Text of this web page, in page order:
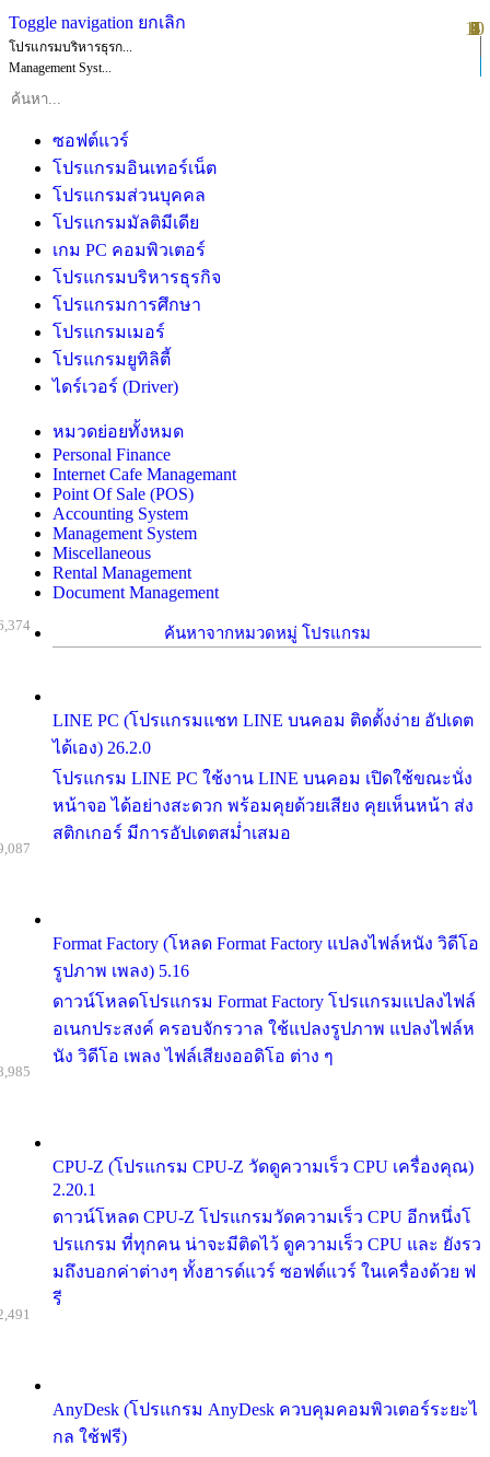
Toggle navigation ยกเลิก
โปรแกรมบริหารธุรก...
Management Syst...
ซอฟต์แวร์
โปรแกรมอินเทอร์เน็ต
โปรแกรมส่วนบุคคล
โปรแกรมมัลติมีเดีย
เกม PC คอมพิวเตอร์
โปรแกรมบริหารธุรกิจ
โปรแกรมการศึกษา
โปรแกรมเมอร์
โปรแกรมยูทิลิตี้
ไดร์เวอร์ (Driver)
หมวดย่อยทั้งหมด
Personal Finance
Internet Cafe Managemant
Point Of Sale (POS)
Accounting System
Management System
Miscellaneous
Rental Management
Document Management
ค้นหาจากหมวดหมู่ โปรแกรม
LINE PC (โปรแกรมแชท LINE บนคอม ติดตั้งง่าย อัปเดต
ได้เอง) 26.2.0
โปรแกรม LINE PC ใช้งาน LINE บนคอม เปิดใช้ขณะนั่ง
หน้าจอ ได้อย่างสะดวก พร้อมคุยด้วยเสียง คุยเห็นหน้า ส่ง
สติกเกอร์ มีการอัปเดตสม่ำเสมอ
Format Factory (โหลด Format Factory แปลงไฟล์หนัง วิดีโอ
รูปภาพ เพลง) 5.16
ดาวน์โหลดโปรแกรม Format Factory โปรแกรมแปลงไฟล์
อเนกประสงค์ ครอบจักรวาล ใช้แปลงรูปภาพ แปลงไฟล์ห
นัง วิดีโอ เพลง ไฟล์เสียงออดิโอ ต่าง ๆ
CPU-Z (โปรแกรม CPU-Z วัดดูความเร็ว CPU เครื่องคุณ)
2.20.1
ดาวน์โหลด CPU-Z โปรแกรมวัดความเร็ว CPU อีกหนึ่งโ
ปรแกรม ที่ทุกคน น่าจะมีติดไว้ ดูความเร็ว CPU และ ยังรว
มถึงบอกค่าต่างๆ ทั้งฮารด์แวร์ ซอฟต์แวร์ ในเครื่องด้วย ฟ
รี
AnyDesk (โปรแกรม AnyDesk ควบคุมคอมพิวเตอร์ระยะไ
กล ใช้ฟรี)
1
2
3
4
5
6
7
8
9
10